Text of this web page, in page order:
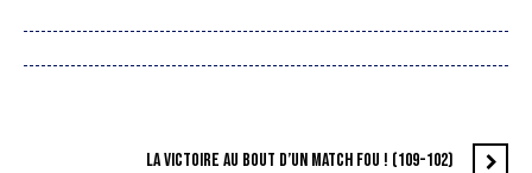
LA VICTOIRE AU BOUT D’UN MATCH FOU ! (109-102)